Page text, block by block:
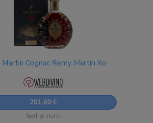
Martin Cognac Remy Martin Xo
201,60 €
Sped. gratuita